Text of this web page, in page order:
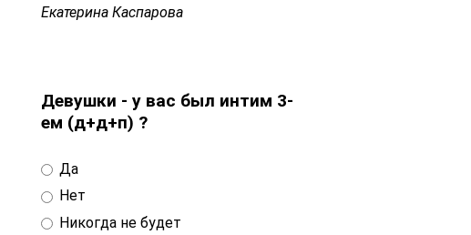
Екатерина Каспарова
Девушки - у вас был интим 3-
ем (д+д+п) ?
Да
Нет
Никогда не будет